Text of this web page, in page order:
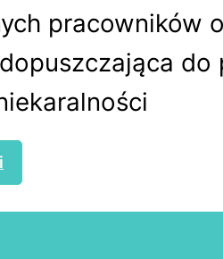
pracowników
do